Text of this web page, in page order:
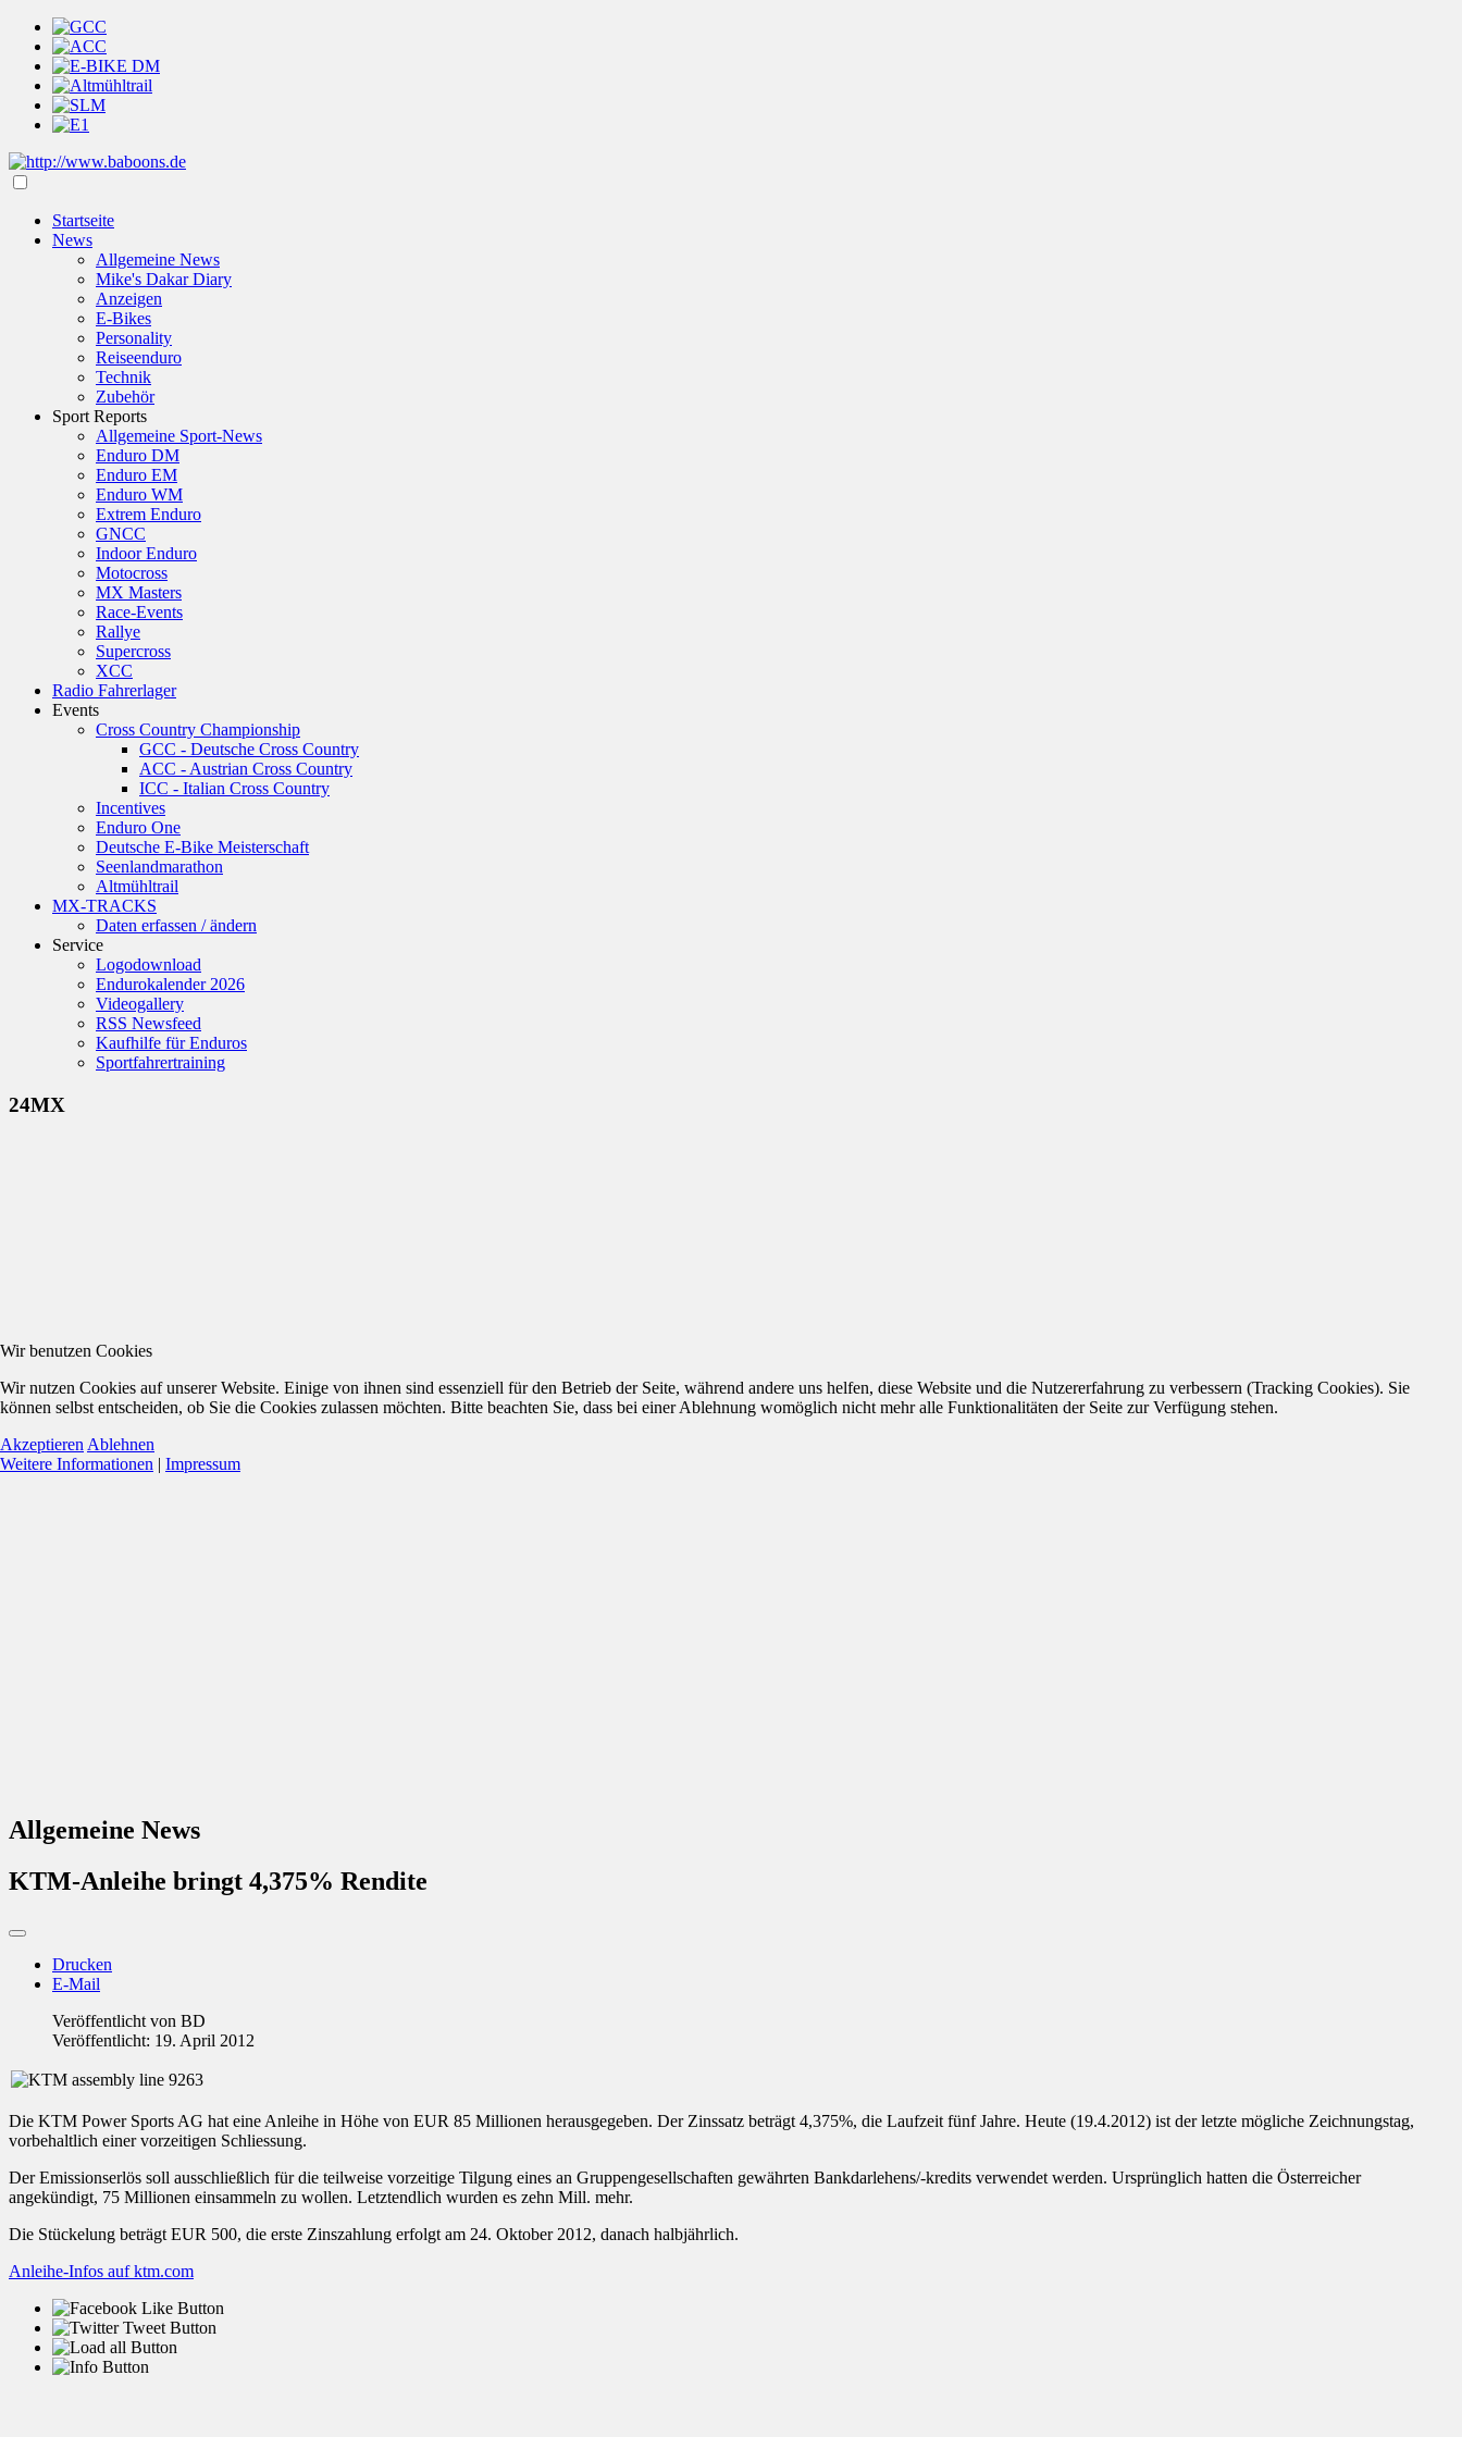
Startseite
News
Allgemeine News
Mike's Dakar Diary
Anzeigen
E-Bikes
Personality
Reiseenduro
Technik
Zubehör
Sport Reports
Allgemeine Sport-News
Enduro DM
Enduro EM
Enduro WM
Extrem Enduro
GNCC
Indoor Enduro
Motocross
MX Masters
Race-Events
Rallye
Supercross
XCC
Radio Fahrerlager
Events
Cross Country Championship
GCC - Deutsche Cross Country
ACC - Austrian Cross Country
ICC - Italian Cross Country
Incentives
Enduro One
Deutsche E-Bike Meisterschaft
Seenlandmarathon
Altmühltrail
MX-TRACKS
Daten erfassen / ändern
Service
Logodownload
Endurokalender 2026
Videogallery
RSS Newsfeed
Kaufhilfe für Enduros
Sportfahrertraining
24MX
Allgemeine News
KTM-Anleihe bringt 4,375% Rendite
Drucken
E-Mail
Veröffentlicht von BD
Veröffentlicht: 19. April 2012
Die KTM Power Sports AG hat eine Anleihe in Höhe von EUR 85 Millionen herausgegeben. Der Zinssatz beträgt 4,375%, die Laufzeit fünf Jahre. Heute (19.4.2012) ist der letzte mögliche Zeichnungstag,
vorbehaltlich einer vorzeitigen Schliessung.
Der Emissionserlös soll ausschließlich für die teilweise vorzeitige Tilgung eines an Gruppengesellschaften gewährten Bankdarlehens/-kredits verwendet werden. Ursprünglich hatten die Österreicher
angekündigt, 75 Millionen einsammeln zu wollen. Letztendlich wurden es zehn Mill. mehr.
Die Stückelung beträgt EUR 500, die erste Zinszahlung erfolgt am 24. Oktober 2012, danach halbjährlich.
Anleihe-Infos auf ktm.com
Wir benutzen Cookies
Wir nutzen Cookies auf unserer Website. Einige von ihnen sind essenziell für den Betrieb der Seite, während andere uns helfen, diese Website und die Nutzererfahrung zu verbessern (Tracking Cookies). Sie
können selbst entscheiden, ob Sie die Cookies zulassen möchten. Bitte beachten Sie, dass bei einer Ablehnung womöglich nicht mehr alle Funktionalitäten der Seite zur Verfügung stehen.
Akzeptieren Ablehnen
Weitere Informationen | Impressum